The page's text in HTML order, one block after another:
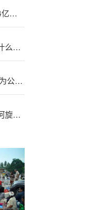
巍华新材：控股子公司拟1.‘5’4亿元收购禾裕泰70%股权
特朗{普}过去2<4>小时都忙了什么？（2025-11-20）
东<方>生物：提名陈军泽先生为公司第三届董事会独立董事候选人
培育:钻石概念持{续}拉升，黄河旋风涨停